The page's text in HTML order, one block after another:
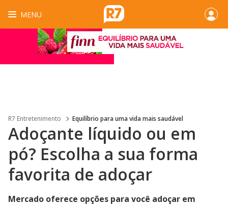
MENU
R7 Entretenimento Equilíbrio para uma vida mais saudável
Adoçante líquido ou em
pó? Escolha a sua forma
favorita de adoçar
Mercado oferece opções para você adoçar em